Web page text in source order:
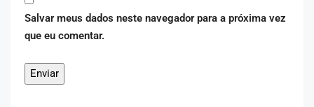
Salvar meus dados neste navegador para a próxima vez
que eu comentar.